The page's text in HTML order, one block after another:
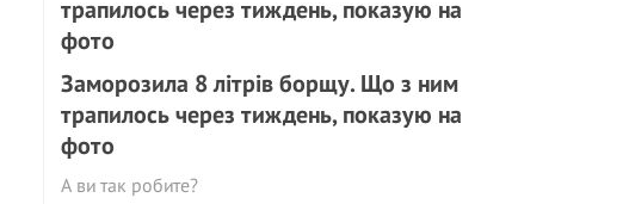
Заморозила 8 літрів борщу. Що з ним
трапилось через тиждень, показую на
фото
А ви так робите?